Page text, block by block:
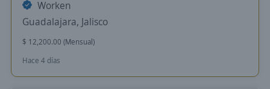
Worken
Guadalajara, Jalisco
$ 12,200.00 (Mensual)
Hace 4 días